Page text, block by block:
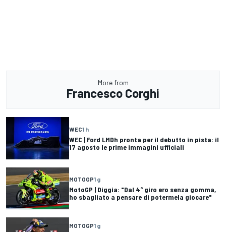
More from
Francesco Corghi
WEC1 h
WEC | Ford LMDh pronta per il debutto in pista: il
17 agosto le prime immagini ufficiali
MOTOGP1 g
MotoGP | Diggia: "Dal 4° giro ero senza gomma,
ho sbagliato a pensare di potermela giocare"
MOTOGP1 g